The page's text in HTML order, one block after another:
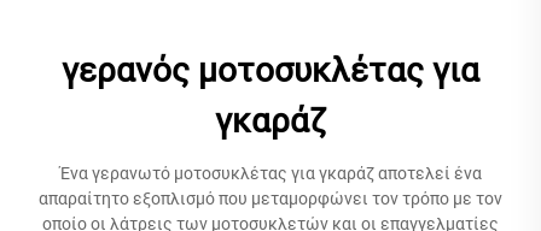
γερανός μοτοσυκλέτας για
γκαράζ
Ένα γερανωτό μοτοσυκλέτας για γκαράζ αποτελεί ένα
απαραίτητο εξοπλισμό που μεταμορφώνει τον τρόπο με τον
οποίο οι λάτρεις των μοτοσυκλετών και οι επαγγελματίες